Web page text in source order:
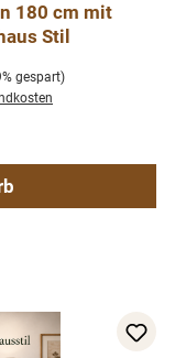
180 cm mit
Stil
gespart)